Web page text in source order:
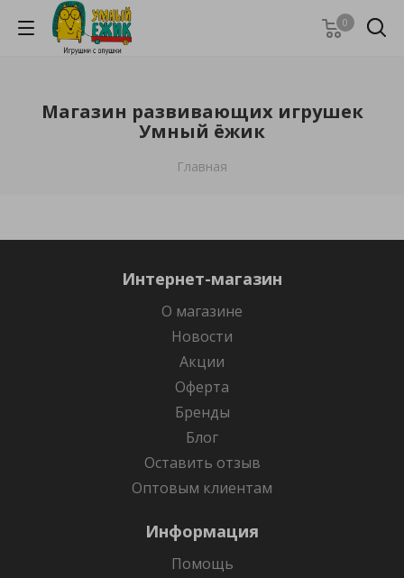
0
Магазин развивающих игрушек
Умный ёжик
Главная
Интернет-магазин
О магазине
Новости
Акции
Оферта
Бренды
Блог
Оставить отзыв
Оптовым клиентам
Информация
Помощь